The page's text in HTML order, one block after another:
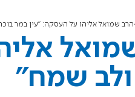
הרב שמואל אליהו על העסקה: "עין במר
ולב שמח"